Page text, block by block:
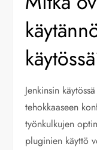
Jenkinsin käytössä
tehokkaaseen
työnkulkujen
pluginien käyttö